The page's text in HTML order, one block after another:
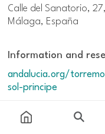
Calle del Sanatorio,
Málaga, España
Information and
andalucia.org/
sol-principe